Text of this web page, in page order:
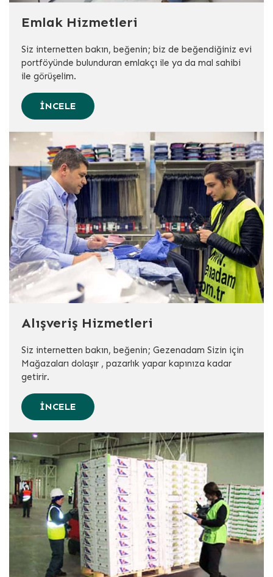
Emlak Hizmetleri
Siz internetten bakın, beğenin; biz de beğendiğiniz evi
portföyünde bulunduran emlakçı ile ya da mal sahibi
ile görüşelim.
İNCELE
Alışveriş Hizmetleri
Siz internetten bakın, beğenin; Gezenadam Sizin için
Mağazaları dolaşır , pazarlık yapar kapınıza kadar
getirir.
İNCELE